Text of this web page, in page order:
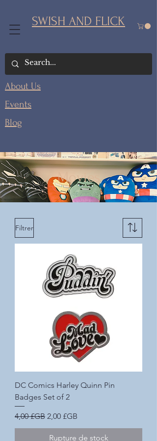
SWISH AND FLICK
About Us
Events
Blog
Movies
Filtrer
DC Comics Harley Quinn Pin
Badges Set of 2
Prix original
4,00 £GB Prix promotionnel
2,00 £GB
Rupture de stock